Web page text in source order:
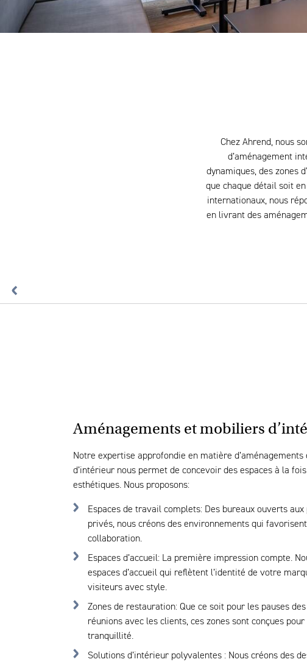
Chez Ahrend, nous
d’aménagement
dynamiques, des zones
que chaque détail soit
internationaux, nous
en livrant des
Aménagements et mobiliers
Notre expertise approfondie en matière
d’intérieur nous permet de concevoir des espaces à la
esthétiques. Nous proposons:
Espaces de travail complets: Des bureaux ouverts
privés, nous créons des environnements qui
collaboration.
Espaces d’accueil: La première impression compte.
espaces d’accueil qui reflètent l’identité de votre
visiteurs avec style.
Zones de restauration: Que ce soit pour les pauses
réunions avec les clients, ces zones sont conçues
tranquillité.
Solutions d’intérieur polyvalentes : Nous créons des